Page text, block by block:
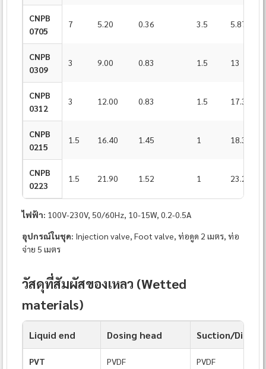
CNPB
0705
7 5.20 0.36 3.5 5.87
CNPB
0309
3 9.00 0.83 1.5 13
CNPB
0312
3 12.00 0.83 1.5 17.3
CNPB
0215
1.5 16.40 1.45 1 18.3
CNPB
0223
1.5 21.90 1.52 1 23.2
ไฟฟ้า: 100V-230V, 50/60Hz, 10-15W, 0.2-0.5A
อุปกรณ์ในชุด: Injection valve, Foot valve, ท่อดูด 2 เมตร, ท่อ
จ่าย 5 เมตร
วัสดุที่สัมผัสของเหลว (Wetted
materials)
Liquid end Dosing head Suction/
PVT PVDF PVDF